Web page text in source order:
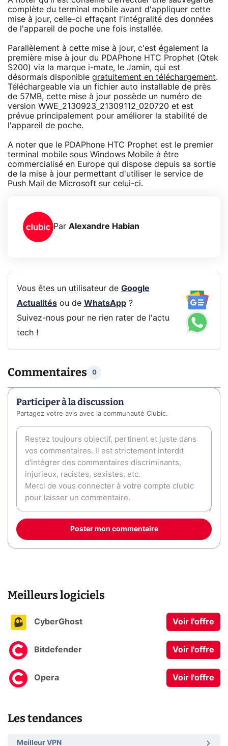
complète du terminal mobile avant d'appliquer cette
mise à jour, celle-ci effaçant l'intégralité des données
de l'appareil de poche une fois installée.
Parallèlement à cette mise à jour, c'est également la
première mise à jour du PDAPhone HTC Prophet (Qtek
S200) via la marque i-mate, le Jamin, qui est
désormais disponible gratuitement en téléchargement.
Téléchargeable via un fichier auto installable de près
de 57MB, cette mise à jour possède un numéro de
version WWE_2130923_21309112_020720 et est
prévue principalement pour améliorer la stabilité de
l'appareil de poche.
A noter que le PDAPhone HTC Prophet est le premier
terminal mobile sous Windows Mobile à être
commercialisé en Europe qui dispose depuis sa sortie
de la mise à jour permettant d'utiliser le service de
Push Mail de Microsoft sur celui-ci.
Par Alexandre Habian
Vous êtes un utilisateur de Google
Actualitésou de WhatsApp?
Suivez-nous pour ne rien rater de l'actu
tech !
Commentaires 0
Participer à la discussion
Partagez votre avis avec la communauté Clubic.
Poster mon commentaire
Meilleurs logiciels
CyberGhost Voir l'offre
Bitdefender Voir l'offre
Opera Voir l'offre
Les tendances
Meilleur VPN